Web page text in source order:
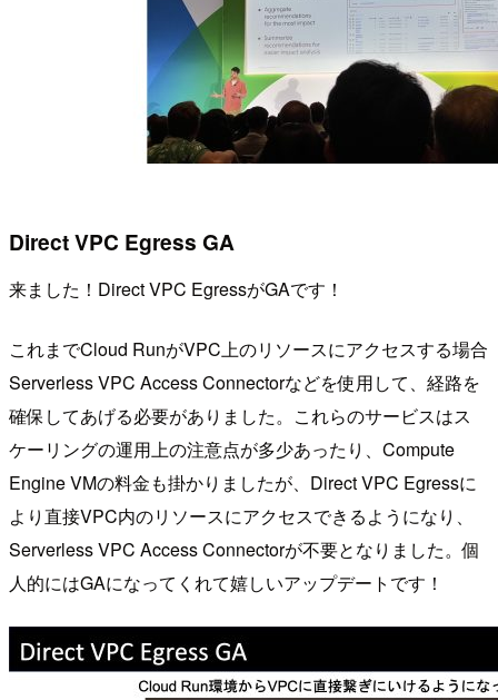
Direct VPC Egress GA
来ました！Direct VPC EgressがGAです！
これまでCloud RunがVPC上のリソースにアクセスする場合
Serverless VPC Access Connectorなどを使用して、経路を
確保してあげる必要がありました。これらのサービスはス
ケーリングの運用上の注意点が多少あったり、Compute
Engine VMの料金も掛かりましたが、Direct VPC Egressに
より直接VPC内のリソースにアクセスできるようになり、
Serverless VPC Access Connectorが不要となりました。個
人的にはGAになってくれて嬉しいアップデートです！